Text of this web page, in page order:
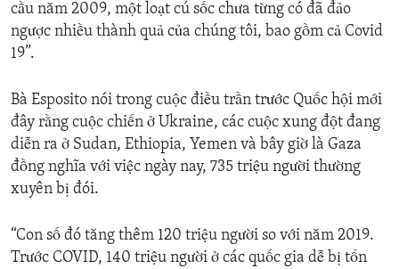
cầu năm 2009, một loạt cú sốc chưa từng có đã đảo
ngược nhiều thành quả của chúng tôi, bao gồm cả Covid
19”.
Bà Esposito nói trong cuộc điều trần trước Quốc hội mới
đây rằng cuộc chiến ở Ukraine, các cuộc xung đột đang
diễn ra ở Sudan, Ethiopia, Yemen và bây giờ là Gaza
đồng nghĩa với việc ngày nay, 735 triệu người thường
xuyên bị đói.
“Con số đó tăng thêm 120 triệu người so với năm 2019.
Trước COVID, 140 triệu người ở các quốc gia dễ bị tổn